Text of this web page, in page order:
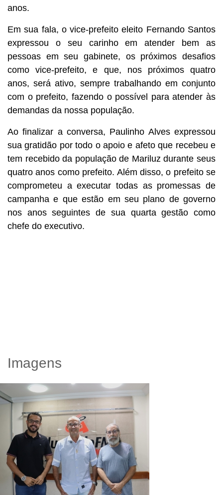
anos.
Em sua fala, o vice-prefeito eleito Fernando Santos
expressou o seu carinho em atender bem as
pessoas em seu gabinete, os próximos desafios
como vice-prefeito, e que, nos próximos quatro
anos, será ativo, sempre trabalhando em conjunto
com o prefeito, fazendo o possível para atender às
demandas da nossa população.
Ao finalizar a conversa, Paulinho Alves expressou
sua gratidão por todo o apoio e afeto que recebeu e
tem recebido da população de Mariluz durante seus
quatro anos como prefeito. Além disso, o prefeito se
comprometeu a executar todas as promessas de
campanha e que estão em seu plano de governo
nos anos seguintes de sua quarta gestão como
chefe do executivo.
Imagens